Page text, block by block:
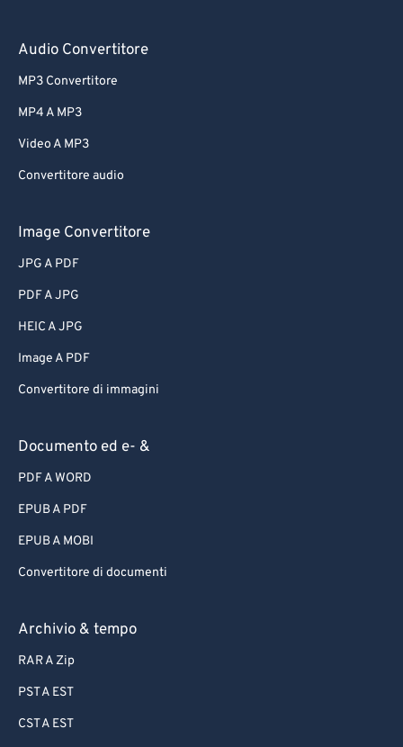
Audio Convertitore
MP3 Convertitore
MP4 A MP3
Video A MP3
Convertitore audio
Image Convertitore
JPG A PDF
PDF A JPG
HEIC A JPG
Image A PDF
Convertitore di immagini
Documento ed e- &
PDF A WORD
EPUB A PDF
EPUB A MOBI
Convertitore di documenti
Archivio & tempo
RAR A Zip
PST A EST
CST A EST